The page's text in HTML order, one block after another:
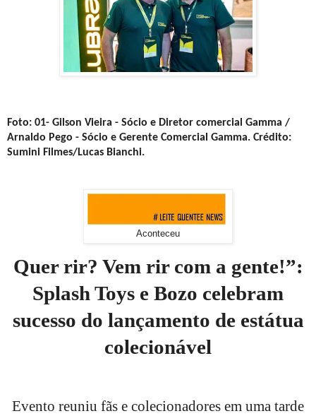
Foto: 01- Gilson Vieira - Sócio e Diretor comercial Gamma /
Arnaldo Pego - Sócio e Gerente Comercial Gamma. Crédito:
Sumini Filmes/Lucas Bianchi.
Aconteceu
Quer rir? Vem rir com a gente!”:
Splash Toys e Bozo celebram
sucesso do lançamento de estátua
colecionável
Evento reuniu fãs e colecionadores em uma tarde